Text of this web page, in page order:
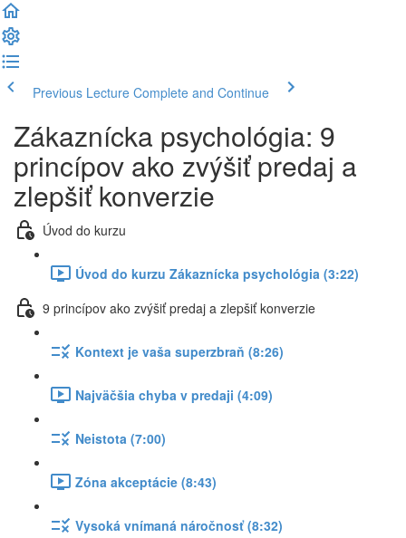
Previous Lecture Complete and Continue
Zákaznícka psychológia: 9
princípov ako zvýšiť predaj a
zlepšiť konverzie
Úvod do kurzu
Úvod do kurzu Zákaznícka psychológia (3:22)
9 princípov ako zvýšiť predaj a zlepšiť konverzie
Kontext je vaša superzbraň (8:26)
Najväčšia chyba v predaji (4:09)
Neistota (7:00)
Zóna akceptácie (8:43)
Vysoká vnímaná náročnosť (8:32)